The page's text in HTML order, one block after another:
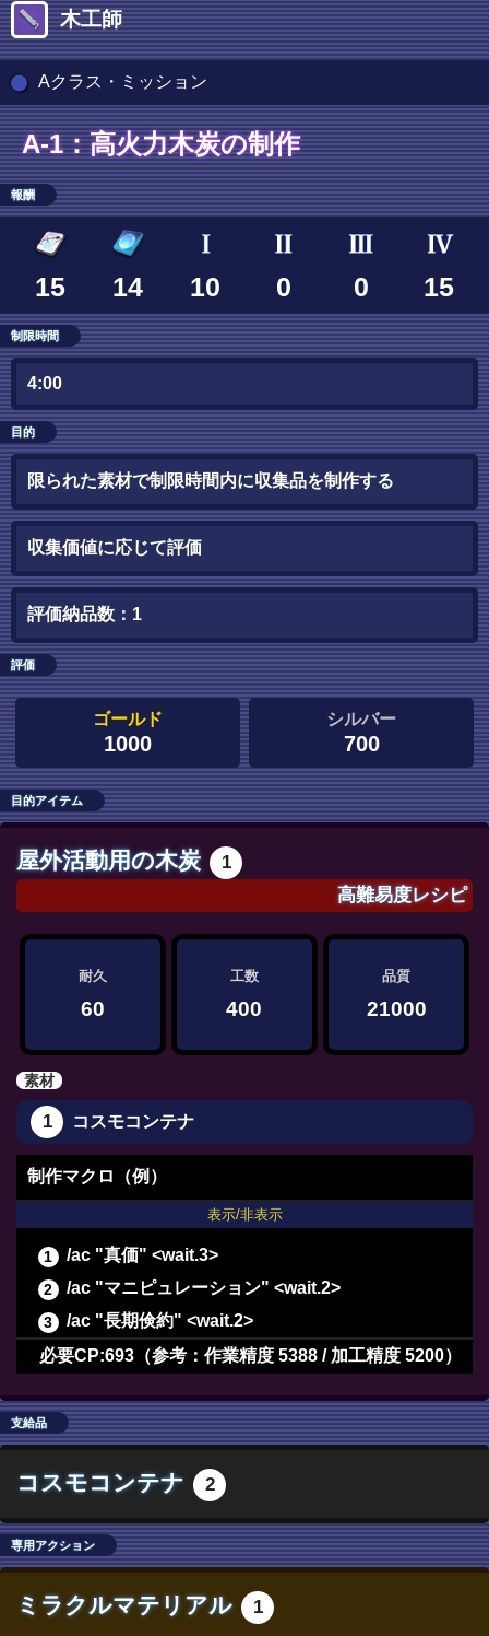
木工師
Aクラス・ミッション
A-1：高火力木炭の制作
報酬
15 14 10 0 0 15
制限時間
4:00
目的
限られた素材で制限時間内に収集品を制作する
収集価値に応じて評価
評価納品数：1
評価
ゴールド
1000
シルバー
700
目的アイテム
屋外活動用の木炭
1
高難易度レシピ
耐久
60
工数
400
品質
21000
素材
1 コスモコンテナ
制作マクロ（例）
表示/非表示
/ac "真価" <wait.3>
/ac "マニピュレーション" <wait.2>
/ac "長期倹約" <wait.2>
/ac "イノベーション" <wait.2>
/ac "下地加工" <wait.3>
/ac "下地加工" <wait.3>
/ac "イノベーション" <wait.2>
/ac "匠の絶技" <wait.3>
必要CP:693（参考：作業精度 5388 / 加工精度 5200）
支給品
コスモコンテナ 2
専用アクション
ミラクルマテリアル 1